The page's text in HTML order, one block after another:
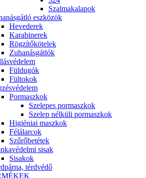
Szalmakalapok
eszközök
Hevederek
Karabinerek
Rögzítőkötelek
Zuhanásgátlók
Füldugók
Fültokok
Pormaszkok
Szelepes pormaszkok
Szelep nélküli pormaszkok
Higiéniai maszkok
Félálarcok
Szűrőbetétek
sisak
Sisakok
térdvédő